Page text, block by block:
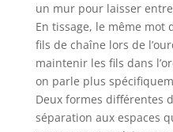
un mur pour laisser
En tissage, le même mot
fils de chaîne lors de
maintenir les fils dans
on parle plus
Deux formes différentes
séparation aux espaces